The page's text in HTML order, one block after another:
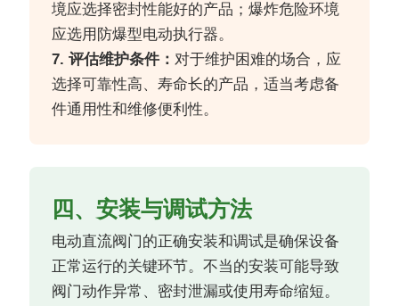
境应选择密封性能好的产品；爆炸危险环境
应选用防爆型电动执行器。
7. 评估维护条件：对于维护困难的场合，应
选择可靠性高、寿命长的产品，适当考虑备
件通用性和维修便利性。
四、安装与调试方法
电动直流阀门的正确安装和调试是确保设备
正常运行的关键环节。不当的安装可能导致
阀门动作异常、密封泄漏或使用寿命缩短。